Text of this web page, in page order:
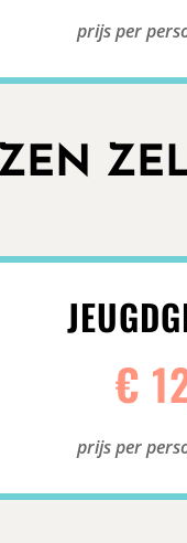
prijs per
€
prijs per